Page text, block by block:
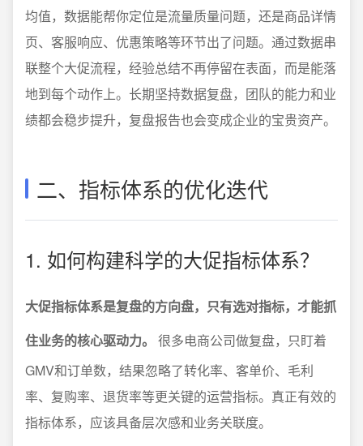
均值，数据能帮你定位是流量质量问题，还是商品详情
页、客服响应、优惠策略等环节出了问题。通过数据串
联整个大促流程，经验总结不再停留在表面，而是能落
地到每个动作上。长期坚持数据复盘，团队的能力和业
绩都会稳步提升，复盘报告也会变成企业的宝贵资产。
二、指标体系的优化迭代
1. 如何构建科学的大促指标体系？
大促指标体系是复盘的方向盘，只有选对指标，才能抓
住业务的核心驱动力。
很多电商公司做复盘，只盯着
GMV和订单数，结果忽略了转化率、客单价、毛利
率、复购率、退货率等更关键的运营指标。真正有效的
指标体系，应该具备层次感和业务关联度。